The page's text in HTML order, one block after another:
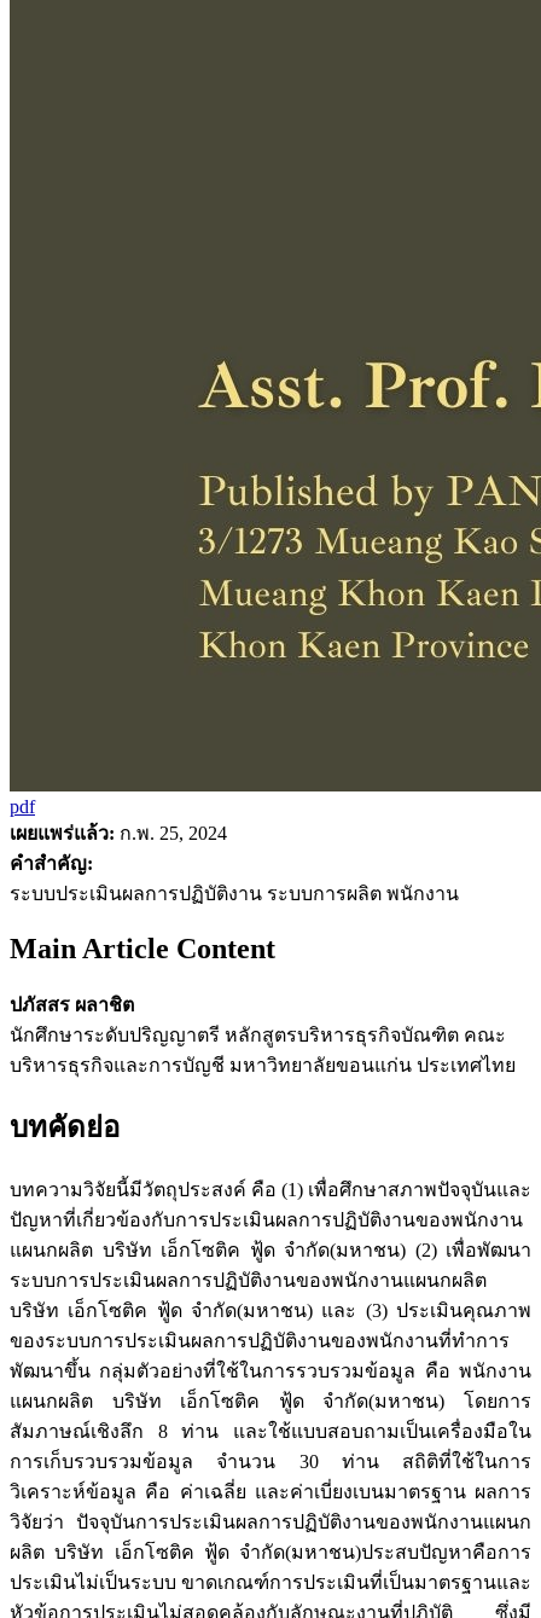
pdf
เผยแพร่แล้ว: ก.พ. 25, 2024
คำสำคัญ:
ระบบประเมินผลการปฏิบัติงาน ระบบการผลิต พนักงาน
Main Article Content
ปภัสสร ผลาชิต
นักศึกษาระดับปริญญาตรี หลักสูตรบริหารธุรกิจบัณฑิต คณะ
บริหารธุรกิจและการบัญชี มหาวิทยาลัยขอนแก่น ประเทศไทย
บทคัดย่อ
บทความวิจัยนี้มีวัตถุประสงค์ คือ (1) เพื่อศึกษาสภาพปัจจุบันและ
ปัญหาที่เกี่ยวข้องกับการประเมินผลการปฏิบัติงานของพนักงาน
แผนกผลิต บริษัท เอ็กโซติค ฟู้ด จำกัด(มหาชน) (2) เพื่อพัฒนา
ระบบการประเมินผลการปฏิบัติงานของพนักงานแผนกผลิต
บริษัท เอ็กโซติค ฟู้ด จำกัด(มหาชน) และ (3) ประเมินคุณภาพ
ของระบบการประเมินผลการปฏิบัติงานของพนักงานที่ทำการ
พัฒนาขึ้น กลุ่มตัวอย่างที่ใช้ในการรวบรวมข้อมูล คือ พนักงาน
แผนกผลิต บริษัท เอ็กโซติค ฟู้ด จำกัด(มหาชน) โดยการ
สัมภาษณ์เชิงลึก 8 ท่าน และใช้แบบสอบถามเป็นเครื่องมือใน
การเก็บรวบรวมข้อมูล จำนวน 30 ท่าน สถิติที่ใช้ในการ
วิเคราะห์ข้อมูล คือ ค่าเฉลี่ย และค่าเบี่ยงเบนมาตรฐาน ผลการ
วิจัยว่า ปัจจุบันการประเมินผลการปฏิบัติงานของพนักงานแผนก
ผลิต บริษัท เอ็กโซติค ฟู้ด จำกัด(มหาชน)ประสบปัญหาคือการ
ประเมินไม่เป็นระบบ ขาดเกณฑ์การประเมินที่เป็นมาตรฐานและ
หัวข้อการประเมินไม่สอดคล้องกับลักษณะงานที่ปฏิบัติ ซึ่งมี